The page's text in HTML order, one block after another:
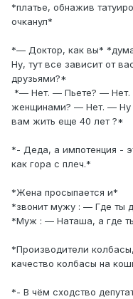
*платье, обнажив
очканул*
*— Доктор, как вы*
Ну, тут все зависит от
друзьями?*
*— Нет. — Пьете? — Нет.
женщинами? — Нет. — Ну
вам жить еще 40 лет ?*
*- Деда, а импотенция -
как гора с плеч.*
*Жена просыпается и*
*звонит мужу : — Где ты
*Муж : — Наташа, а где
*Производители
качество колбасы на
*- В чём сходство